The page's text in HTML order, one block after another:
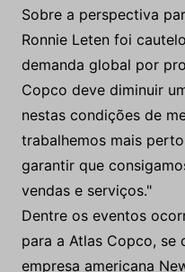
Sobre a perspectiva
Ronnie Leten foi
demanda global por
Copco deve diminuir
nestas condições de
trabalhemos mais
garantir que
vendas e serviços."
Dentre os eventos
para a Atlas Copco, se
empresa americana